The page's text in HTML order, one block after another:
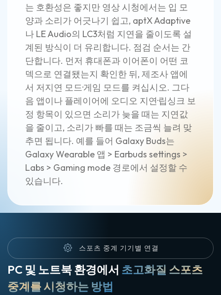
는 호환성은 좋지만 영상 시청에서는 입 모
양과 소리가 어긋나기 쉽고, aptX Adaptive
나 LE Audio의 LC3처럼 지연을 줄이도록 설
계된 방식이 더 유리합니다. 점검 순서는 간
단합니다. 먼저 휴대폰과 이어폰이 어떤 코
덱으로 연결됐는지 확인한 뒤, 제조사 앱에
서 저지연 모드·게임 모드를 켜십시오. 그다
음 앱이나 플레이어에 오디오 지연·립싱크 보
정 항목이 있으면 소리가 늦을 때는 지연값
을 줄이고, 소리가 빠를 때는 조금씩 늘려 맞
추면 됩니다. 예를 들어 Galaxy Buds는
Galaxy Wearable 앱 > Earbuds settings >
Labs > Gaming mode 경로에서 설정할 수
있습니다.
스포츠 중계 기기별 연결
PC 및 노트북 환경에서 초고화질 스포츠
중계를 시청하는 방법